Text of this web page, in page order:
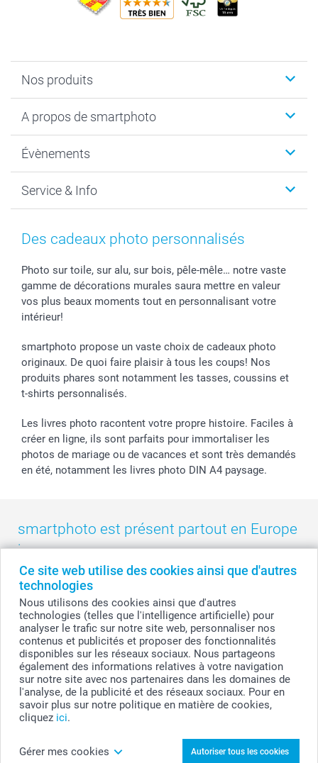
Ce site web utilise des cookies ainsi que d'autres
technologies
Nous utilisons des cookies ainsi que d'autres
technologies (telles que l'intelligence artificielle) pour
analyser le trafic sur notre site web, personnaliser nos
contenus et publicités et proposer des fonctionnalités
disponibles sur les réseaux sociaux. Nous partageons
également des informations relatives à votre navigation
sur notre site avec nos partenaires dans les domaines de
l'analyse, de la publicité et des réseaux sociaux. Pour en
savoir plus sur notre politique en matière de cookies,
cliquez ici.
Gérer mes cookies Autoriser tous les cookies
Nos produits
Cadeaux photo
MyNameBook
Développement photo & Tirage photo
Cadres photo & accessoires déco
Stickers & Etiquettes
Chèque Cadeau
A propos de smartphoto
Durabilité
Gestion des cookies
Mentions Légales
Affiliation
Investor Relations
B2B smartbusiness
Évènements
Nouvel An
Fête des Mères
Confirmation ou communion
Mariage
Fête d'anniversaire
Tous les évènements
Service & Info
Tarifs et frais de livraison
Livraison en 48 heures
Modes de Paiement
Identifiez-vous
Statut de ma commande
smarfriends
smartgarantie
smartbonus
Des cadeaux photo personnalisés
Photo sur toile, sur alu, sur bois, pêle-mêle… notre vaste
gamme de décorations murales saura mettre en valeur
vos plus beaux moments tout en personnalisant votre
intérieur!
smartphoto propose un vaste choix de cadeaux photo
originaux. De quoi faire plaisir à tous les coups! Nos
produits phares sont notamment les tasses, coussins et
t-shirts personnalisés.
Les livres photo racontent votre propre histoire. Faciles à
créer en ligne, ils sont parfaits pour immortaliser les
photos de mariage ou de vacances et sont très demandés
en été, notamment les livres photo DIN A4 paysage.
smartphoto est présent partout en Europe
:
België - Belgique - Danmark - Deutschland - France - Ireland
- Nederland - Norge
Switzerland - Suomi - Sverige - United Kingdom
Other Countries
Tous les prix sont en francs suisses (CHF), TVA incluse et hors frais de port.